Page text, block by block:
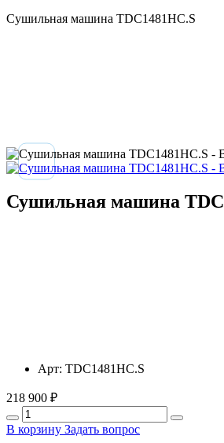
Сушильная машина TDC1481HC.S
Сушильная машина
Арт: TDC1481HC.S
218 900 ₽
В корзину Задать вопрос